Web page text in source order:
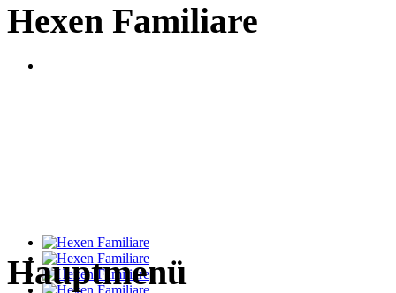
Hexen Familiare
Hauptmenü